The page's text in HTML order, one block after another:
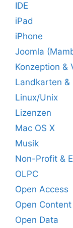
IDE
iPad
iPhone
Joomla
Konzeption &
Landkarten
Linux/Unix
Lizenzen
Mac OS X
Musik
Non-Profit &
OLPC
Open Access
Open Content
Open Data